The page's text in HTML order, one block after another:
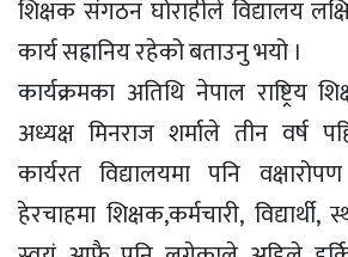
शिक्षक संगठन घोराहीले विद्यालय
कार्य सह्रानिय रहेको बताउनु भयो ।
कार्यक्रमका अतिथि नेपाल राष्ट्रिय
अध्यक्ष मिनराज शर्माले तीन
कार्यरत विद्यालयमा पनि
हेरचाहमा शिक्षक,कर्मचारी,